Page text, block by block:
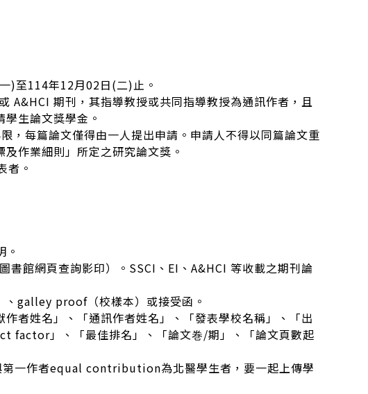
)至114年12月02日(二)止。
A&HCI 期刊，其指導教授或共同指導教授為通訊作者，且
生論文獎學金。
，每篇論文僅得由一人提出申請。申請人不得以同篇論文重
作業細則」所定之研究論文獎。
者。
館網頁查詢影印）。SSCI、EI、A&HCI 等收載之期刊論
galley proof（校樣本）或接受函。
者姓名」、「通訊作者姓名」、「發表學校名稱」、「出
factor」、「最佳排名」、「論文巻/期」、「論文頁數起
第一作者equal contribution為北醫學生者，要一起上傳學